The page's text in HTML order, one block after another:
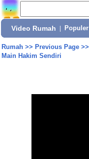
Video Rumah
Rumah>> Previous Page>>
Main Hakim Sendiri